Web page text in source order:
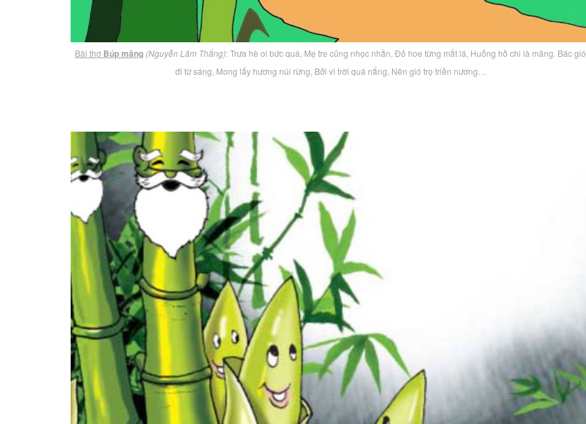
Bài thơ Búp măng (Nguyễn Lãm Thắng): Trưa hè oi bức quá, Mẹ tre cũng nhọc nhằn, Đỏ hoe từng mắt lá, Huống hồ chi là măng. Bác gió
đi từ sáng, Mong lấy hương núi rừng, Bởi vì trời quá nắng, Nên gió trọ triền nương…